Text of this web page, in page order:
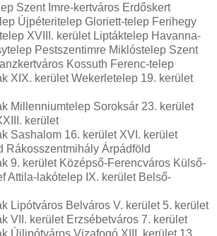
Szent Imre-kertváros Erdőskert
Újpéteritelep Gloriett-telep Ferihegy
XVIII. kerület Liptáktelep Havanna-
Pestszentimre Miklóstelep Szent
Kossuth Ferenc-telep
XIX. kerület Wekerletelep 19. kerület
Millenniumtelep Soroksár 23. kerület
kerület
Sashalom 16. kerület XVI. kerület
Rákosszentmihály Árpádföld
9. kerület Középső-Ferencváros Külső-
Attila-lakótelep IX. kerület Belső-
Lipótváros Belváros V. kerület 5. kerület
VII. kerület Erzsébetváros 7. kerület
Újlipótváros Vizafogó XIII. kerület 13.